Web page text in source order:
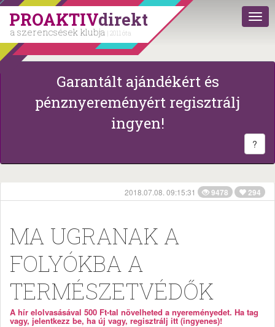
PROAKTIVdirekt
a szerencsések klubja | 2011 óta
Garantált ajándékért és
pénznyereményért regisztrálj
ingyen!
?
2018.07.08. 09:15:31 9478 294
MA UGRANAK A
FOLYÓKBA A
TERMÉSZETVÉDŐK
A hír elolvasásával 500 Ft-tal növelheted a nyereményedet. Ha tag
vagy, jelentkezz be, ha új vagy, regisztrálj itt (ingyenes)!